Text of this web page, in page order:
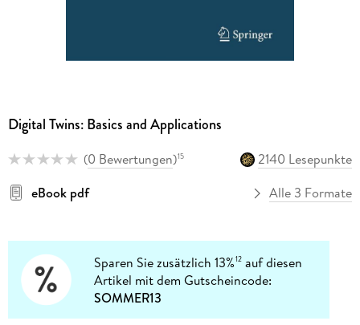
Digital Twins: Basics and Applications
(0 Bewertungen)15
2140 Lesepunkte
eBook pdf
Alle 3 Formate
Sparen Sie zusätzlich 13%12 auf diesen
Artikel mit dem Gutscheincode:
SOMMER13